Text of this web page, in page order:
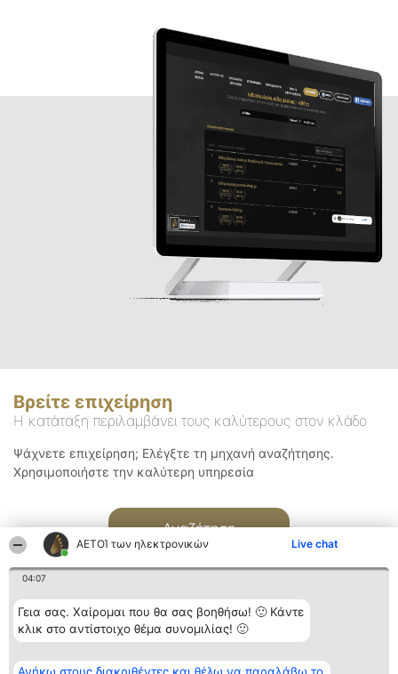
ΑΕΤΟΊ των ηλεκτρονικών Live chat
04:07
Γεια σας. Χαίρομαι που θα σας βοηθήσω! 🙂 Κάντε
κλικ στο αντίστοιχο θέμα συνομιλίας! 🙂
Βρείτε επιχείρηση
Η κατάταξη περιλαμβάνει τους καλύτερους στον κλάδο
Ψάχνετε επιχείρηση; Ελέγξτε τη μηχανή αναζήτησης.
Χρησιμοποιήστε την καλύτερη υπηρεσία
Αναζήτηση
Διοργανωτής της
κατάταξης
Κατάταξη
Διακριθέντες
Επικοινωνία
Επικοινωνία